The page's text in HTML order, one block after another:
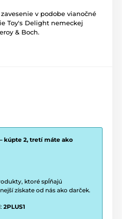
v podobe vianočné
Toy's Delight nemeckej
& Boch.
– kúpte 2, tretí máte ako
ktoré spĺňajú
získate od nás ako darček.
2PLUS1